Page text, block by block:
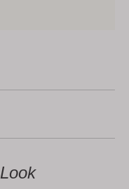
Look